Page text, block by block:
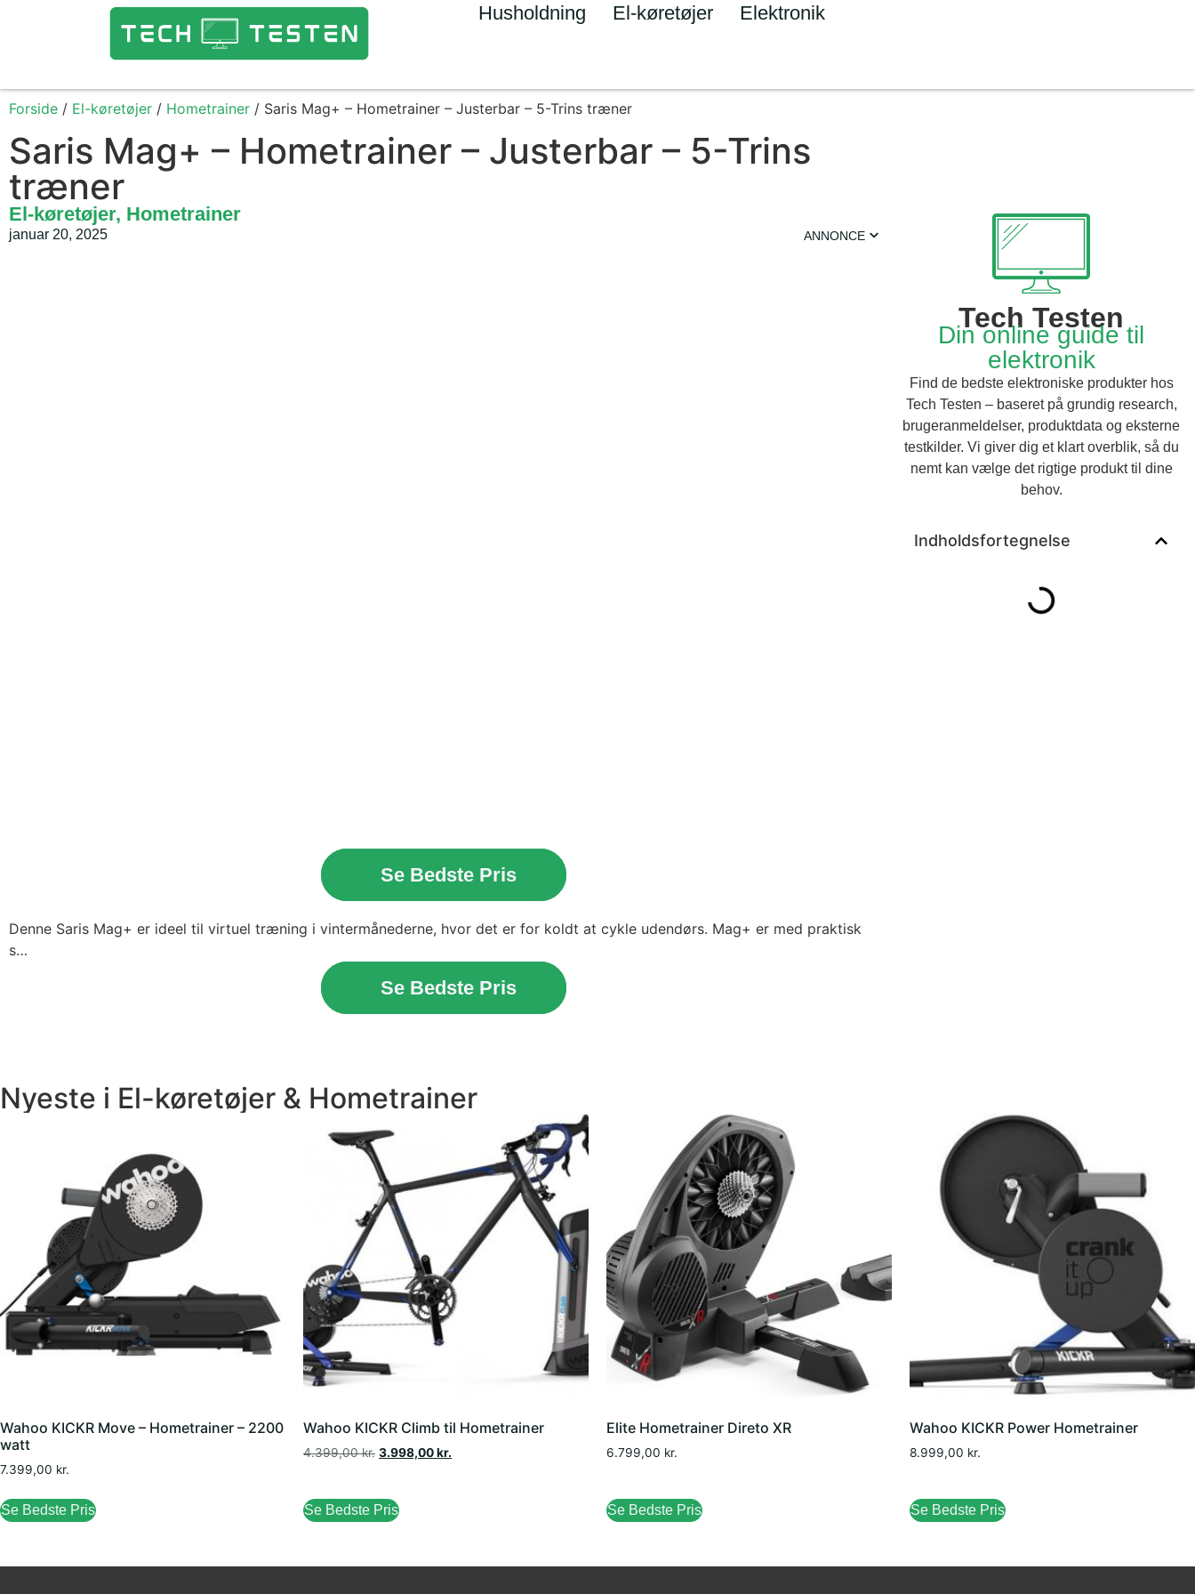
Husholdning El-køretøjer Elektronik
Forside / El-køretøjer / Hometrainer / Saris Mag+ – Hometrainer – Justerbar – 5-Trins træner
Saris Mag+ – Hometrainer – Justerbar – 5-Trins
træner
El-køretøjer, Hometrainer
januar 20, 2025 ANNONCE
Se Bedste Pris
Denne Saris Mag+ er ideel til virtuel træning i vintermånederne, hvor det er for koldt at cykle udendørs. Mag+ er med praktisk
s…
Se Bedste Pris
Tech Testen
Din online guide til
elektronik
Find de bedste elektroniske produkter hos
Tech Testen – baseret på grundig research,
brugeranmeldelser, produktdata og eksterne
testkilder. Vi giver dig et klart overblik, så du
nemt kan vælge det rigtige produkt til dine
behov.
Indholdsfortegnelse
Nyeste i El-køretøjer & Hometrainer
Wahoo KICKR Move – Hometrainer – 2200
watt
7.399,00 kr.
Se Bedste Pris
Wahoo KICKR Climb til Hometrainer
4.399,00kr. 3.998,00kr.
Se Bedste Pris
Elite Hometrainer Direto XR
6.799,00 kr.
Se Bedste Pris
Wahoo KICKR Power Hometrainer
8.999,00 kr.
Se Bedste Pris